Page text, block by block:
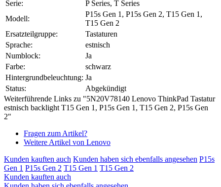
Serie:
P Series, T Series
Modell:
P15s Gen 1, P15s Gen 2, T15 Gen 1,
T15 Gen 2
Ersatzteilgruppe:
Tastaturen
Sprache:
estnisch
Numblock:
Ja
Farbe:
schwarz
Hintergrundbeleuchtung: Ja
Status:
Abgekündigt
Weiterführende Links zu "5N20V78140 Lenovo ThinkPad Tastatur
estnisch backlight T15 Gen 1, P15s Gen 1, T15 Gen 2, P15s Gen
2"
Fragen zum Artikel?
Weitere Artikel von Lenovo
Kunden kauften auch Kunden haben sich ebenfalls angesehen P15s
Gen 1 P15s Gen 2 T15 Gen 1 T15 Gen 2
Kunden kauften auch